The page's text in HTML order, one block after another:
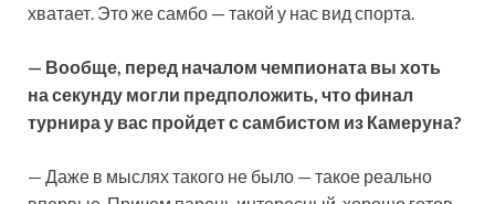
хватает. Это же самбо — такой у нас вид спорта.
— Вообще, перед началом чемпионата вы хоть
на секунду могли предположить, что финал
турнира у вас пройдет с самбистом из Камеруна?
— Даже в мыслях такого не было — такое реально